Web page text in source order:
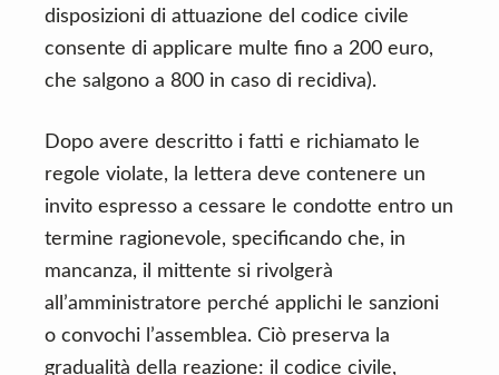
disposizioni di attuazione del codice civile
consente di applicare multe fino a 200 euro,
che salgono a 800 in caso di recidiva).
Dopo avere descritto i fatti e richiamato le
regole violate, la lettera deve contenere un
invito espresso a cessare le condotte entro un
termine ragionevole, specificando che, in
mancanza, il mittente si rivolgerà
all’amministratore perché applichi le sanzioni
o convochi l’assemblea. Ciò preserva la
gradualità della reazione: il codice civile,